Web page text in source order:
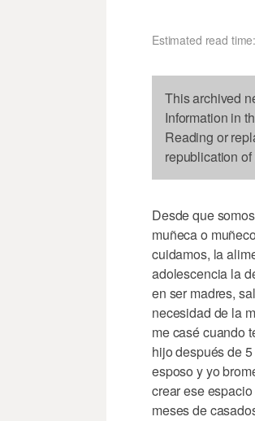
Estimated read
This archived
Information in
Reading or
republication of
Desde que
muñeca o
cuidamos, la
adolescencia la
en ser madres,
necesidad de la
me casé cuando
hijo después de
esposo y yo
crear ese
meses de